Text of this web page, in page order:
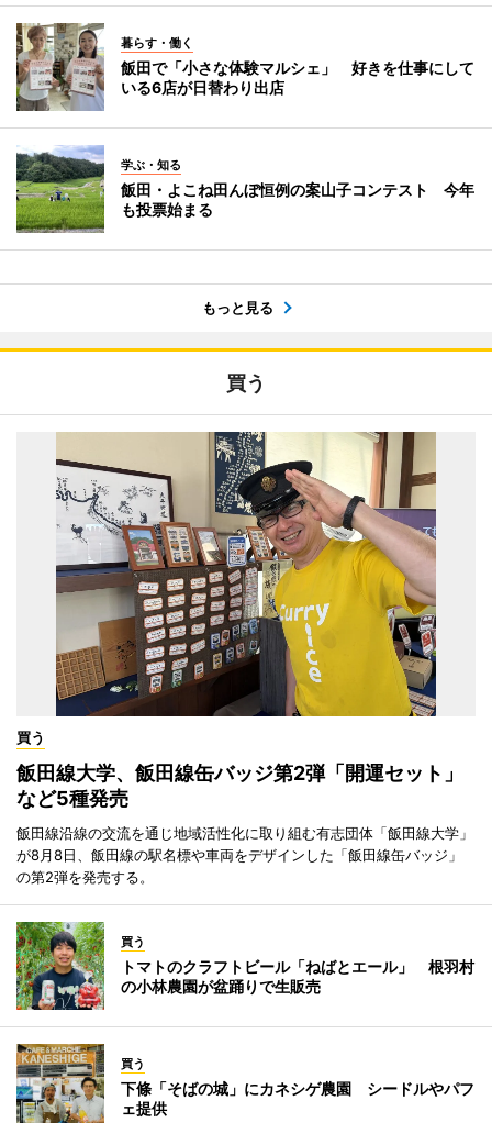
暮らす・働く
飯田で「小さな体験マルシェ」 好きを仕事にして
いる6店が日替わり出店
学ぶ・知る
飯田・よこね田んぼ恒例の案山子コンテスト 今年
も投票始まる
もっと見る
買う
買う
飯田線大学、飯田線缶バッジ第2弾「開運セット」
など5種発売
飯田線沿線の交流を通じ地域活性化に取り組む有志団体「飯田線大学」
が8月8日、飯田線の駅名標や車両をデザインした「飯田線缶バッジ」
の第2弾を発売する。
買う
トマトのクラフトビール「ねばとエール」 根羽村
の小林農園が盆踊りで生販売
買う
下條「そばの城」にカネシゲ農園 シードルやパフ
ェ提供